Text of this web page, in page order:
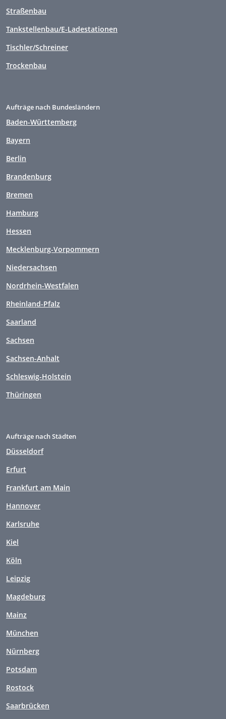
Straßenbau
Tankstellenbau/E-Ladestationen
Tischler/Schreiner
Trockenbau
Aufträge nach Bundesländern
Baden-Württemberg
Bayern
Berlin
Brandenburg
Bremen
Hamburg
Hessen
Mecklenburg-Vorpommern
Niedersachsen
Nordrhein-Westfalen
Rheinland-Pfalz
Saarland
Sachsen
Sachsen-Anhalt
Schleswig-Holstein
Thüringen
Aufträge nach Städten
Düsseldorf
Erfurt
Frankfurt am Main
Hannover
Karlsruhe
Kiel
Köln
Leipzig
Magdeburg
Mainz
München
Nürnberg
Potsdam
Rostock
Saarbrücken